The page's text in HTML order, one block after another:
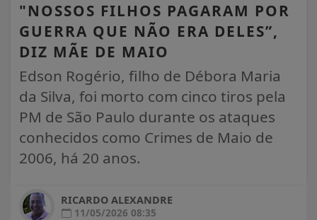
"NOSSOS FILHOS PAGARAM POR
GUERRA QUE NÃO ERA DELES”,
DIZ MÃE DE MAIO
Edson Rogério, filho de Débora Maria
da Silva, foi morto com cinco tiros pela
PM de São Paulo durante os ataques
conhecidos como Crimes de Maio de
2006, há 20 anos.
RICARDO ALEXANDRE
11/05/2026 08:35